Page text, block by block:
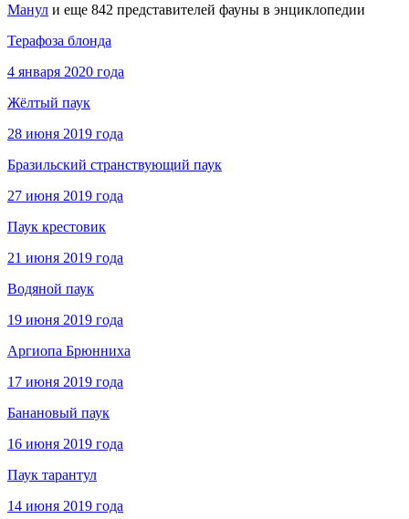
Манул и еще 842 представителей фауны в энциклопедии
Терафоза блонда
4 января 2020 года
Жёлтый паук
28 июня 2019 года
Бразильский странствующий паук
27 июня 2019 года
Паук крестовик
21 июня 2019 года
Водяной паук
19 июня 2019 года
Аргиопа Брюнниха
17 июня 2019 года
Банановый паук
16 июня 2019 года
Паук тарантул
14 июня 2019 года